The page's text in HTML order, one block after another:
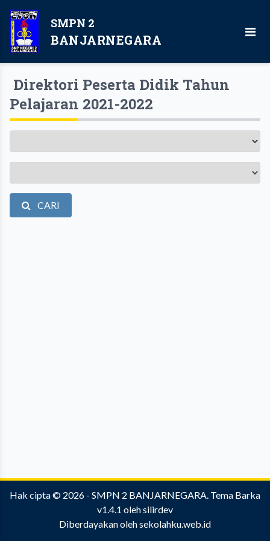
SMPN 2
BANJARNEGARA
Direktori Peserta Didik Tahun
Pelajaran 2021-2022
Pelajaran
CARI
Hak cipta © 2026 - SMPN 2 BANJARNEGARA. Tema Barka
v1.4.1 olehsilirdev
Diberdayakan olehsekolahku.web.id